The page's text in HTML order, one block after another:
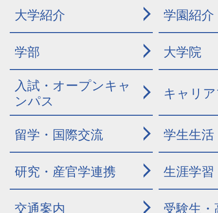
大学紹介 学園紹介
学部 大学院
入試・オープンキャ
ンパス
キャリ
留学・国際交流 学生生活
研究・産官学連携 生涯学習
交通案内 受験生